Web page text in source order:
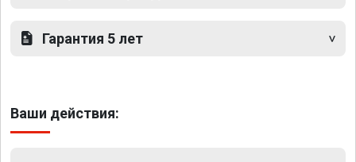
Гарантия 5 лет
Ваши действия: